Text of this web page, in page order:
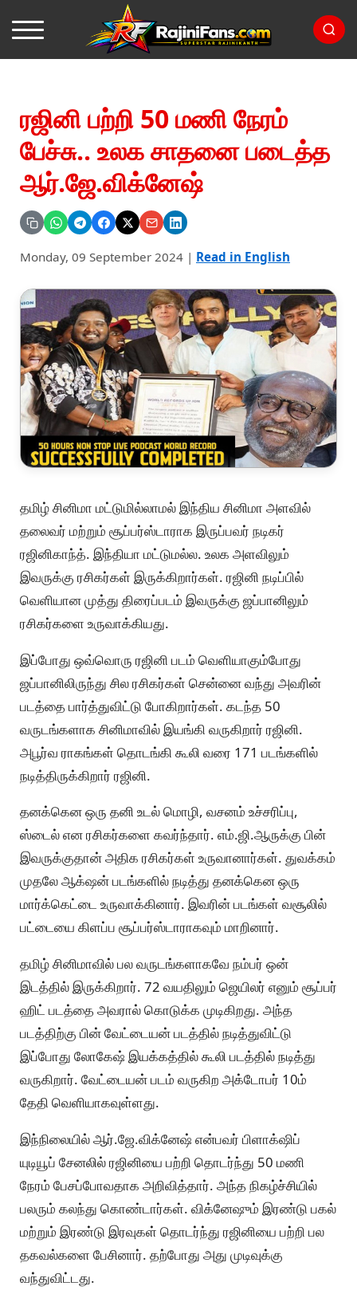
ரஜினி பற்றி 50 மணி நேரம்
பேச்சு.. உலக சாதனை படைத்த
ஆர்.ஜே.விக்னேஷ்
Monday, 09 September 2024 | Read in English
தமிழ் சினிமா மட்டுமில்லாமல் இந்திய சினிமா அளவில்
தலைவர் மற்றும் சூப்பர்ஸ்டாராக இருப்பவர் நடிகர்
ரஜினிகாந்த். இந்தியா மட்டுமல்ல. உலக அளவிலும்
இவருக்கு ரசிகர்கள் இருக்கிறார்கள். ரஜினி நடிப்பில்
வெளியான முத்து திரைப்படம் இவருக்கு ஜப்பானிலும்
ரசிகர்களை உருவாக்கியது.
இப்போது ஒவ்வொரு ரஜினி படம் வெளியாகும்போது
ஜப்பானிலிருந்து சில ரசிகர்கள் சென்னை வந்து அவரின்
படத்தை பார்த்துவிட்டு போகிறார்கள். கடந்த 50
வருடங்களாக சினிமாவில் இயங்கி வருகிறார் ரஜினி.
அபூர்வ ராகங்கள் தொடங்கி கூலி வரை 171 படங்களில்
நடித்திருக்கிறார் ரஜினி.
தனக்கென ஒரு தனி உடல் மொழி, வசனம் உச்சரிப்பு,
ஸ்டைல் என ரசிகர்களை கவர்ந்தார். எம்.ஜி.ஆருக்கு பின்
இவருக்குதான் அதிக ரசிகர்கள் உருவானார்கள். துவக்கம்
முதலே ஆக்‌ஷன் படங்களில் நடித்து தனக்கென ஒரு
மார்க்கெட்டை உருவாக்கினார். இவரின் படங்கள் வசூலில்
பட்டையை கிளப்ப சூப்பர்ஸ்டாராகவும் மாறினார்.
தமிழ் சினிமாவில் பல வருடங்களாகவே நம்பர் ஒன்
இடத்தில் இருக்கிறார். 72 வயதிலும் ஜெயிலர் எனும் சூப்பர்
ஹிட் படத்தை அவரால் கொடுக்க முடிகிறது. அந்த
படத்திற்கு பின் வேட்டையன் படத்தில் நடித்துவிட்டு
இப்போது லோகேஷ் இயக்கத்தில் கூலி படத்தில் நடித்து
வருகிறார். வேட்டையன் படம் வருகிற அக்டோபர் 10ம்
தேதி வெளியாகவுள்ளது.
இந்நிலையில் ஆர்.ஜே.விக்னேஷ் என்பவர் பிளாக்‌ஷிப்
யுடியூப் சேனலில் ரஜினியை பற்றி தொடர்ந்து 50 மணி
நேரம் பேசப்போவதாக அறிவித்தார். அந்த நிகழ்ச்சியில்
பலரும் கலந்து கொண்டார்கள். விக்னேஷும் இரண்டு பகல்
மற்றும் இரண்டு இரவுகள் தொடர்ந்து ரஜினியை பற்றி பல
தகவல்களை பேசினார். தற்போது அது முடிவுக்கு
வந்துவிட்டது.